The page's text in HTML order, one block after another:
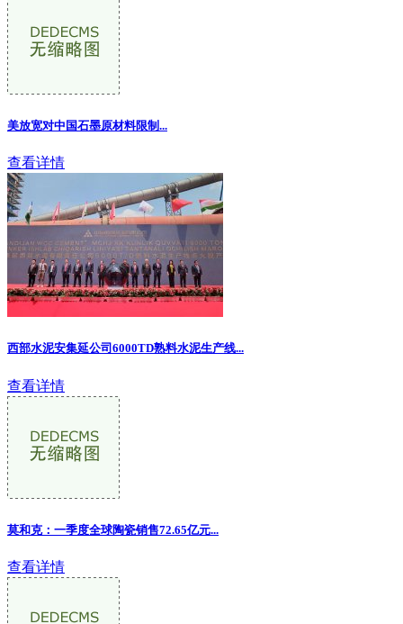
美放宽对中国石墨原材料限制 ...
查看详情
西部水泥安集延公司6000TD熟料水泥生产线...
查看详情
莫和克：一季度全球陶瓷销售72.65亿元...
查看详情